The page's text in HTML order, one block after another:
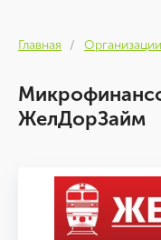
Главная Организации
ЖелДорЗайм